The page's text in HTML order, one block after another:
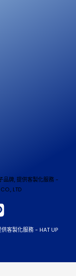
牌, 提供客製化服務 -
LTD
客製化服務 - HAT UP